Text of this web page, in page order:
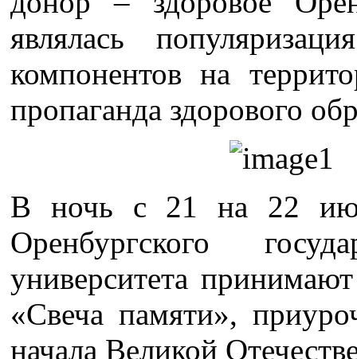
являлась
компонентов на
пропаганда здорового
В ночь с 21 на 22
Оренбургского
университета
«Свеча памяти»,
начала Великой